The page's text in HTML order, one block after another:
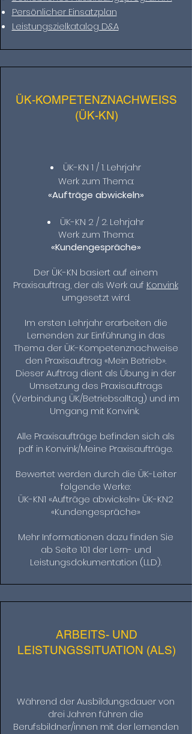
Persönlicher Einsatzplan
Leistungszielkatalog D&A
ÜK-KOMPETENZNACHWEISS
(ÜK-KN)
ÜK-KN 1 / 1. Lehrjahr
Werk zum Thema:
«Aufträge abwickeln»
ÜK-KN 2 / 2. Lehrjahr
Werk zum Thema:
«Kundengespräche»
Der ÜK-KN basiert auf einem
Praxisauftrag, der als Werk auf Konvink
umgesetzt wird.
Im ersten Lehrjahr erarbeiten die
Lernenden zur Einführung in das
Thema der ÜK-Kompetenznachweise
den Praxisauftrag «Mein Betrieb».
Dieser Auftrag dient als Übung in der
Umsetzung des Praxisauftrags
(Verbindung ÜK/Betriebsalltag) und im
Umgang mit Konvink.
Alle Praxisaufträge befinden sich als
pdf in Konvink/Meine Praxisaufträge.
Bewertet werden durch die ÜK-Leiter
folgende Werke:
ÜK-KN1 «Aufträge abwickeln» ÜK-KN2
«Kundengespräche»
Mehr Informationen dazu finden Sie
ab Seite 101 der Lern- und
Leistungsdokumentation (LLD).
ARBEITS- UND
LEISTUNGSSITUATION (ALS)
Während der Ausbildungsdauer von
drei Jahren führen die
Berufsbildner/innen mit der lernenden